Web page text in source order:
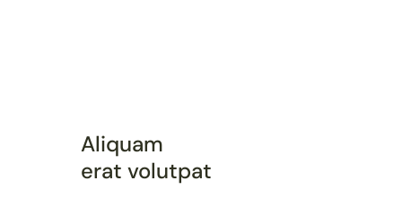
Aliquam
erat volutpat